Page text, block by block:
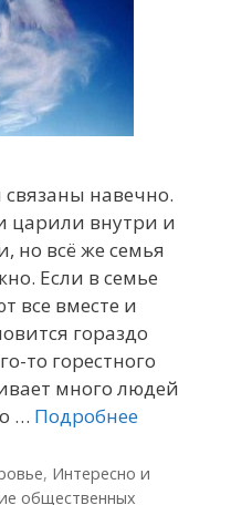
навечно.
царили внутри и
но всё же семья
Если в семье
все вместе и
гораздо
то горестного
много людей
… Подробнее
, Интересно и
общественных